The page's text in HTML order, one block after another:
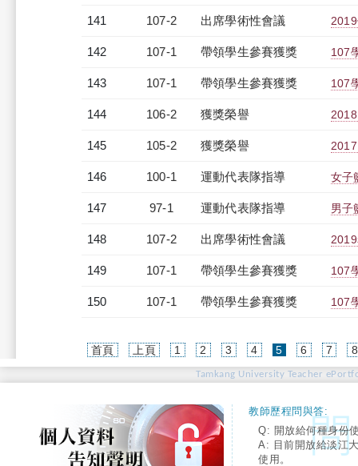
141 107-2 出席學術性會議
142 107-1 帶領學生參賽獲獎 107
143 107-1 帶領學生參賽獲獎 107
144 106-2 獲獎榮譽
145 105-2 獲獎榮譽
146 100-1 運動代表隊指導 女子
147 97-1 運動代表隊指導 男子
148 107-2 出席學術性會議
149 107-1 帶領學生參賽獲獎 107
150 107-1 帶領學生參賽獲獎 107
首頁 上頁 1 2 3 4 5(current)
6 7 8
Tamkang University Teacher
教師歷程問與答:
Q: 開放給何種身份
A: 目前開放給淡江
使用。